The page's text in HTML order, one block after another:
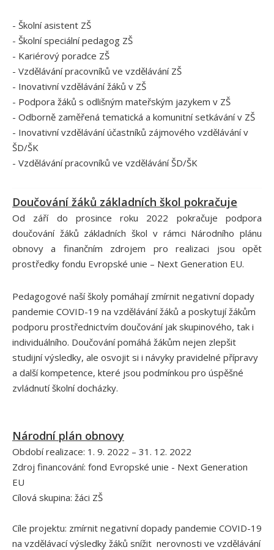
- Školní asistent ZŠ
- Školní speciální pedagog ZŠ
- Kariérový poradce ZŠ
- Vzdělávání pracovníků ve vzdělávání ZŠ
- Inovativní vzdělávání žáků v ZŠ
- Podpora žáků s odlišným mateřským jazykem v ZŠ
- Odborně zaměřená tematická a komunitní setkávání v ZŠ
- Inovativní vzdělávání účastníků zájmového vzdělávání v
ŠD/ŠK
- Vzdělávání pracovníků ve vzdělávání ŠD/ŠK
Doučování žáků základních škol pokračuje
Od září do prosince roku 2022 pokračuje podpora
doučování žáků základních škol v rámci Národního plánu
obnovy a finančním zdrojem pro realizaci jsou opět
prostředky fondu Evropské unie – Next Generation EU.
Pedagogové naší školy pomáhají zmírnit negativní dopady
pandemie COVID-19 na vzdělávání žáků a poskytují žákům
podporu prostřednictvím doučování jak skupinového, tak i
individuálního. Doučování pomáhá žákům nejen zlepšit
studijní výsledky, ale osvojit si i návyky pravidelné přípravy
a další kompetence, které jsou podmínkou pro úspěšné
zvládnutí školní docházky.
Národní plán obnovy
Období realizace: 1. 9. 2022 – 31. 12. 2022
Zdroj financování: fond Evropské unie - Next Generation
EU
Cílová skupina: žáci ZŠ
Cíle projektu: zmírnit negativní dopady pandemie COVID-19
na vzdělávací výsledky žáků snížit nerovnosti ve vzdělávání